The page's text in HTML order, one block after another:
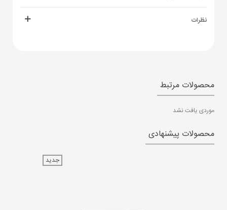
نظرات
محصولات مرتبط
موردی یافت نشد
محصولات پیشنهادی
جدید